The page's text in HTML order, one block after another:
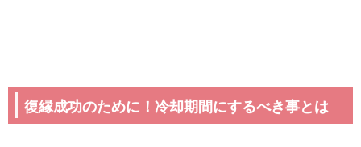
復縁成功のために！冷却期間にするべき事とは